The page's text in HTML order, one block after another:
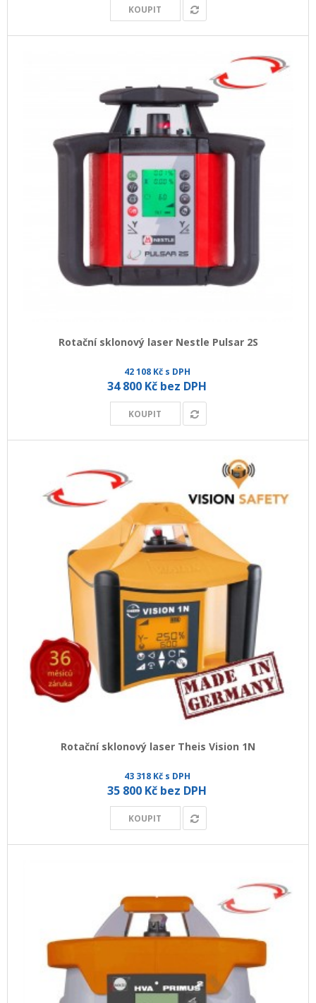
KOUPIT
Rotační sklonový laser Nestle Pulsar 2S
42 108 Kč s DPH
34 800 Kč bez DPH
KOUPIT
Rotační sklonový laser Theis Vision 1N
43 318 Kč s DPH
35 800 Kč bez DPH
KOUPIT